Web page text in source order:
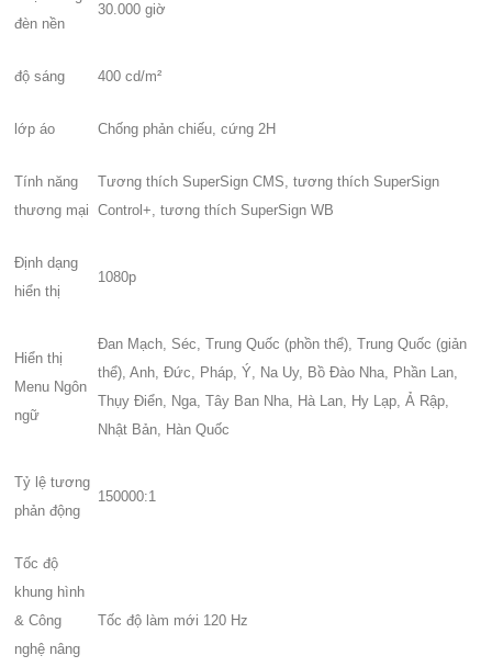
đèn nền
30.000 giờ
độ sáng 400 cd/m²
lớp áo Chống phản chiếu, cứng 2H
Tính năng
thương mại
Tương thích SuperSign CMS, tương thích SuperSign
Control+, tương thích SuperSign WB
Định dạng
hiển thị
1080p
Hiển thị
Menu Ngôn
ngữ
Đan Mạch, Séc, Trung Quốc (phồn thể), Trung Quốc (giản
thể), Anh, Đức, Pháp, Ý, Na Uy, Bồ Đào Nha, Phần Lan,
Thụy Điển, Nga, Tây Ban Nha, Hà Lan, Hy Lạp, Ả Rập,
Nhật Bản, Hàn Quốc
Tỷ lệ tương
phản động
150000:1
Tốc độ
khung hình
& Công
nghệ nâng
Tốc độ làm mới 120 Hz